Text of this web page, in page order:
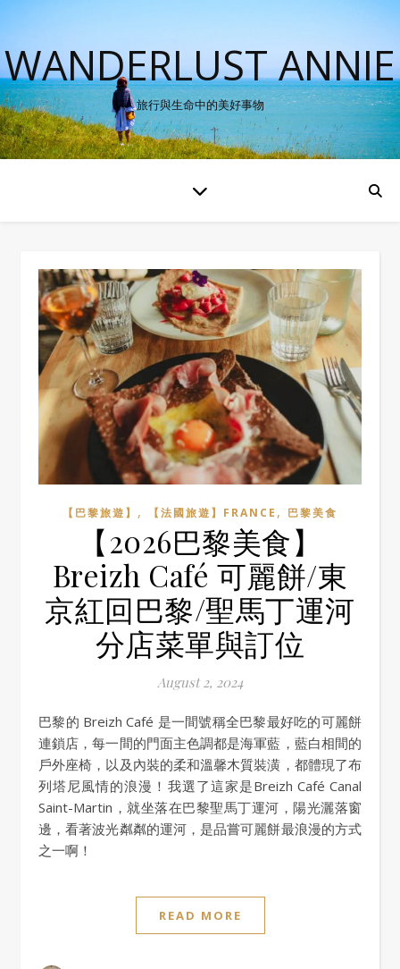
WANDERLUST ANNIE
旅行與生命中的美好事物
【巴黎旅遊】 , 【法國旅遊】FRANCE , 巴黎美食
【2026巴黎美食】
Breizh Café 可麗餅/東
京紅回巴黎/聖馬丁運河
分店菜單與訂位
August 2, 2024
巴黎的 Breizh Café 是一間號稱全巴黎最好吃的可麗餅
連鎖店，每一間的門面主色調都是海軍藍，藍白相間的
戶外座椅，以及內裝的柔和溫馨木質裝潢，都體現了布
列塔尼風情的浪漫！我選了這家是Breizh Café Canal
Saint-Martin，就坐落在巴黎聖馬丁運河，陽光灑落窗
邊，看著波光粼粼的運河，是品嘗可麗餅最浪漫的方式
之一啊！
READ MORE